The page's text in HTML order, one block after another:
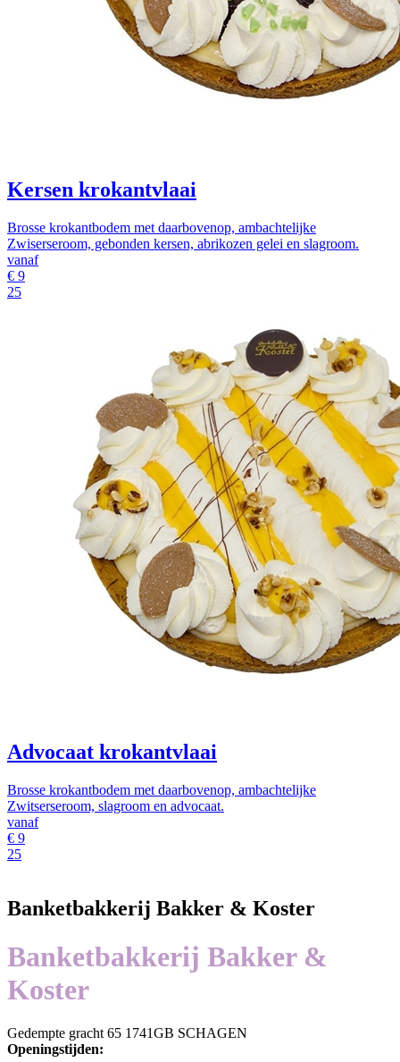
Kersen krokantvlaai
Brosse krokantbodem met daarbovenop, ambachtelijke
Zwiserseroom, gebonden kersen, abrikozen gelei en slagroom.
vanaf
€ 9
25
Advocaat krokantvlaai
Brosse krokantbodem met daarbovenop, ambachtelijke
Zwitserseroom, slagroom en advocaat.
vanaf
€ 9
25
Banketbakkerij Bakker & Koster
Banketbakkerij Bakker &
Koster
Gedempte gracht 65 1741GB SCHAGEN
Openingstijden: